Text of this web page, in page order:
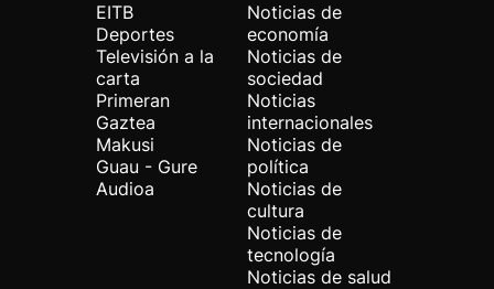
EITB
Deportes
Televisión a la
carta
Primeran
Gaztea
Makusi
Guau - Gure
Audioa
Noticias de
economía
Noticias de
sociedad
Noticias
internacionales
Noticias de
política
Noticias de
cultura
Noticias de
tecnología
Noticias de salud